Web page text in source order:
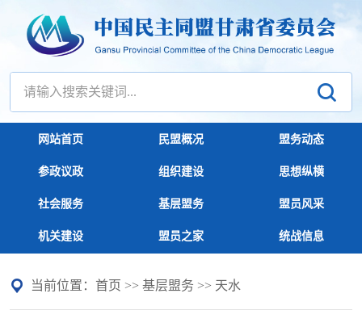
网站首页 民盟概况 盟务动态
参政议政 组织建设 思想纵横
社会服务 基层盟务 盟员风采
机关建设 盟员之家 统战信息
当前位置： 首页 >> 基层盟务 >> 天水